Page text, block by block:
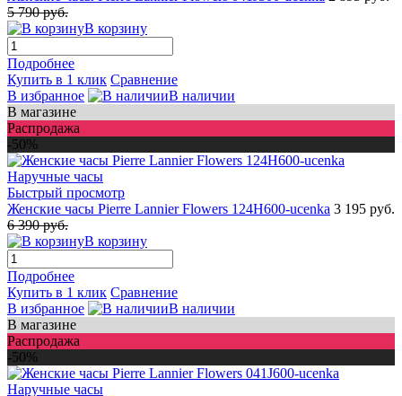
5 790 руб.
В корзину
Подробнее
Купить в 1 клик Сравнение
В избранное
В наличии
В магазине
Распродажа
-50%
Быстрый просмотр
Женские часы Pierre Lannier Flowers 124H600-ucenka 3 195 руб.
6 390 руб.
В корзину
Подробнее
Купить в 1 клик Сравнение
В избранное
В наличии
В магазине
Распродажа
-50%